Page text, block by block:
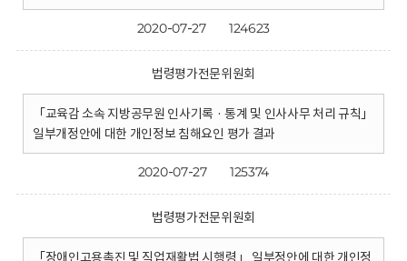
2020-07-27 124623
법령평가전문위원회
「교육감 소속 지방공무원 인사기록 · 통계 및 인사사무 처리 규칙」
일부개정안에 대한 개인정보 침해요인 평가 결과
2020-07-27 125374
법령평가전문위원회
「장애인고용촉진 및 직업재활법 시행령」 일부정안에 대한 개인정